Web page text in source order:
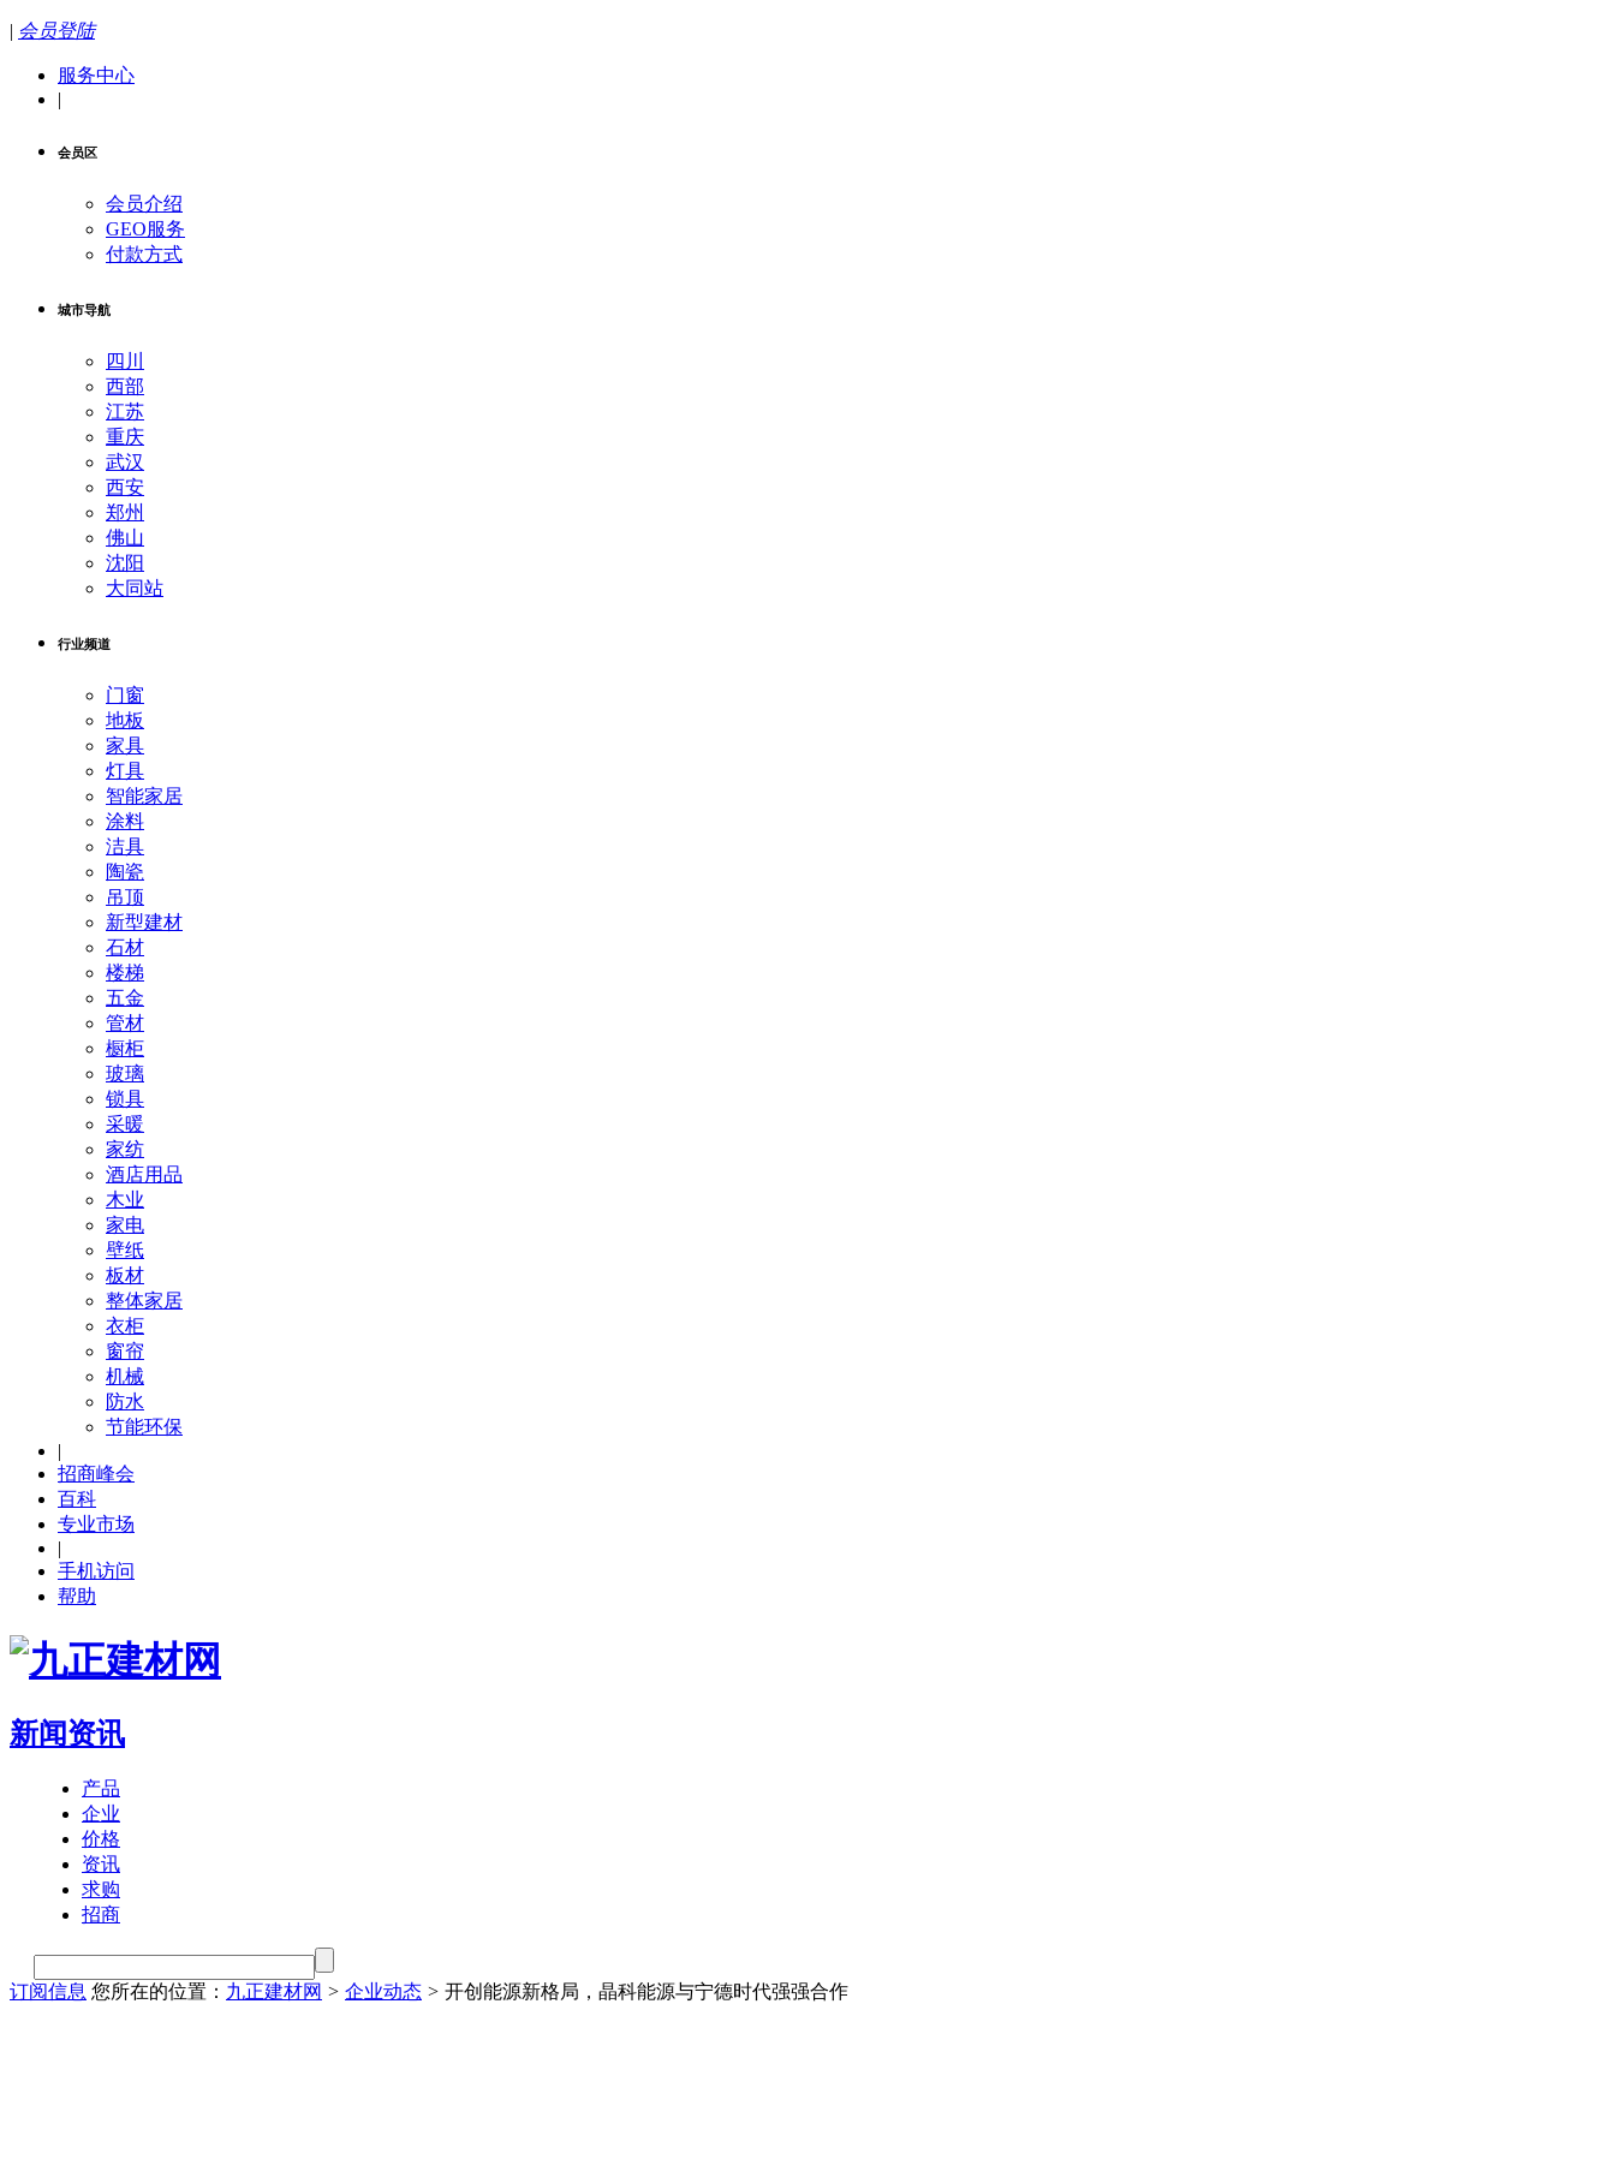
| 会员登陆
服务中心
|
会员区
会员介绍
GEO服务
付款方式
城市导航
四川
西部
江苏
重庆
武汉
西安
郑州
佛山
沈阳
大同站
行业频道
门窗
地板
家具
灯具
智能家居
涂料
洁具
陶瓷
吊顶
新型建材
石材
楼梯
五金
管材
橱柜
玻璃
锁具
采暖
家纺
酒店用品
木业
家电
壁纸
板材
整体家居
衣柜
窗帘
机械
防水
节能环保
|
招商峰会
百科
专业市场
|
手机访问
帮助
新闻资讯
产品
企业
价格
资讯
求购
招商
订阅信息 您所在的位置： 九正建材网 > 企业动态 > 开创能源新格局，晶科能源与宁德时代强强合作